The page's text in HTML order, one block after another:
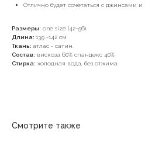
Отлично будет сочетаться с джинсами и
Размеры: one size (42−56).
Длина: 139 -142 см
Ткань: атлас - сатин.
Состав: вискоза 60% спандекс 40%
Стирка: холодная вода, без отжима.
Смотрите также